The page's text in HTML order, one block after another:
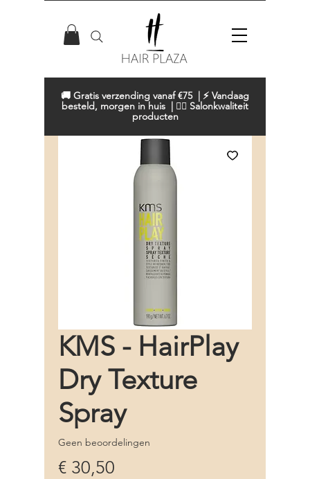
🚚 Gratis verzending vanaf €75 | ⚡ Vandaag
besteld, morgen in huis | 💇‍♀️ Salonkwaliteit
producten
KMS - HairPlay
Dry Texture
Spray
Geen beoordelingen
€ 30,50